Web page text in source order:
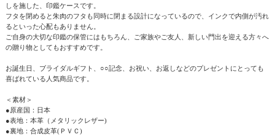
しを施した、印鑑ケースです。
フタを閉めると朱肉のフタも同時に閉まる設計になっているので、インクで内側が汚れ
るといった心配もありません。
ご自身の大切な印鑑の保管にはもちろん、ご家族やご友人、新しい門出を迎える方々へ
の贈り物としてもおすすめです。
お誕生日、ブライダルギフト、○○記念、お祝い、お返しなどのプレゼントにとっても
喜ばれている人気商品です。
＜素材＞
●原産国：日本
●表地：本革（メタリックレザー)
●裏地：合成皮革(ＰＶＣ)